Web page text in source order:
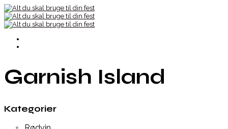
Garnish Island
Kategorier